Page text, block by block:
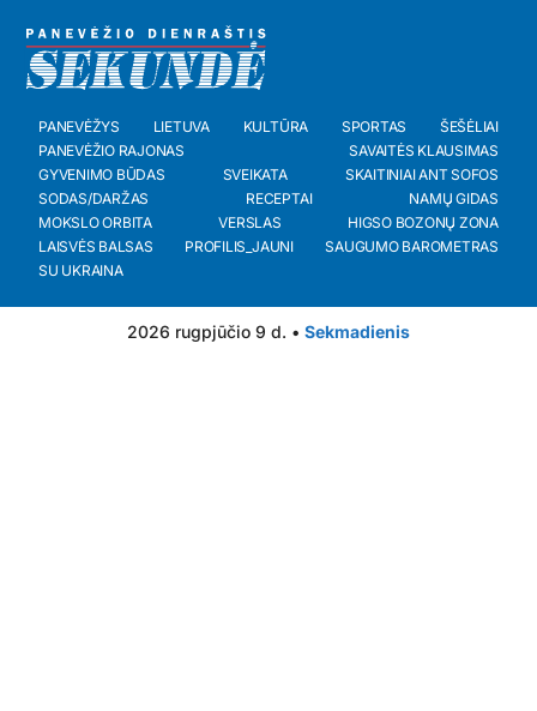
PANEVĖŽYS LIETUVA KULTŪRA SPORTAS
ŠEŠĖLIAI
PANEVĖŽIO RAJONAS
SAVAITĖS KLAUSIMAS
GYVENIMO BŪDAS
SVEIKATA
SKAITINIAI ANT SOFOS
SODAS/DARŽAS
RECEPTAI
NAMŲ GIDAS
MOKSLO ORBITA
VERSLAS
HIGSO BOZONŲ ZONA
LAISVĖS BALSAS
PROFILIS_JAUNI
SAUGUMO BAROMETRAS
SU UKRAINA
2026 rugpjūčio 9 d. • Sekmadienis